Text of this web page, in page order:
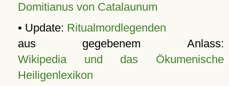
Domitianus von Catalaunum
• Update: Ritualmordlegenden
aus gegebenem Anlass:
Wikipedia und das Ökumenische
Heiligenlexikon